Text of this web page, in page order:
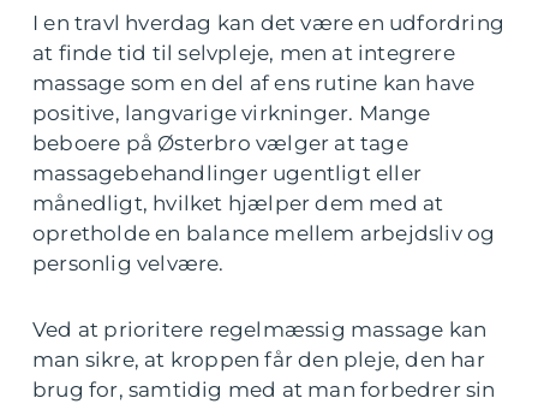
I en travl hverdag kan det være en udfordring
at finde tid til selvpleje, men at integrere
massage som en del af ens rutine kan have
positive, langvarige virkninger. Mange
beboere på Østerbro vælger at tage
massagebehandlinger ugentligt eller
månedligt, hvilket hjælper dem med at
opretholde en balance mellem arbejdsliv og
personlig velvære.
Ved at prioritere regelmæssig massage kan
man sikre, at kroppen får den pleje, den har
brug for, samtidig med at man forbedrer sin